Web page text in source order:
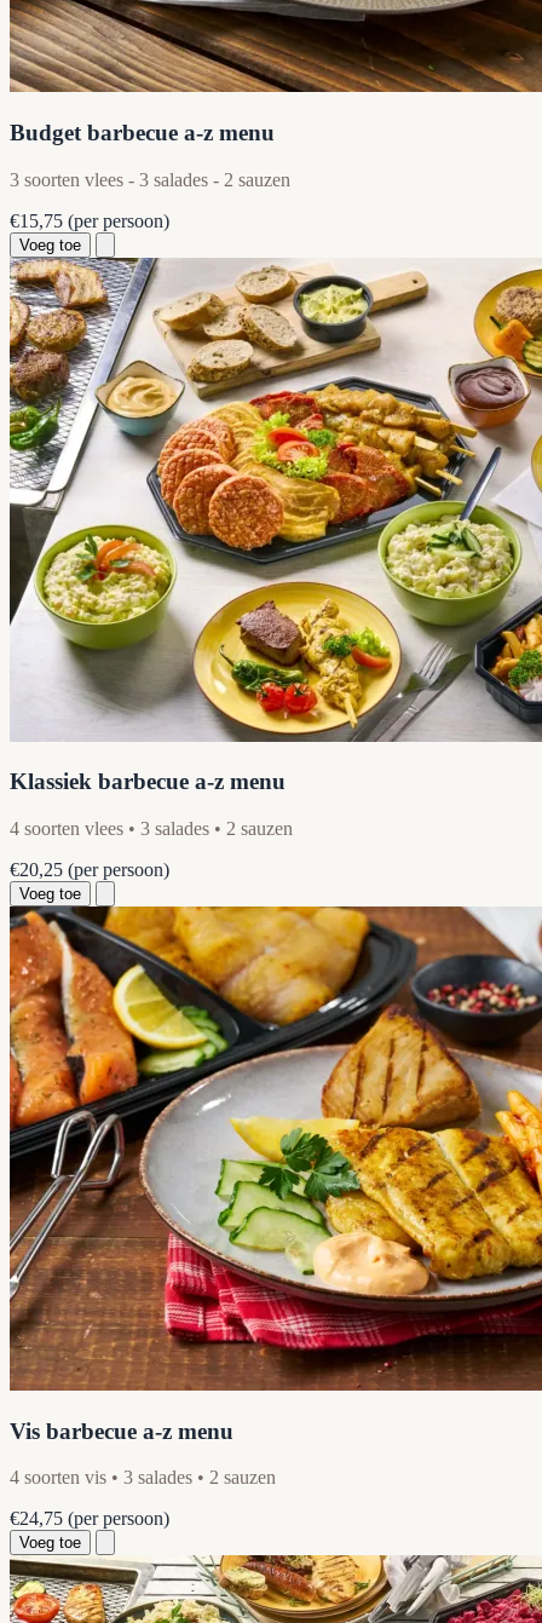
Budget barbecue a-z menu
3 soorten vlees - 3 salades - 2 sauzen
€15,75 (per persoon)
Voeg toe
Klassiek barbecue a-z menu
4 soorten vlees • 3 salades • 2 sauzen
€20,25 (per persoon)
Voeg toe
Vis barbecue a-z menu
4 soorten vis • 3 salades • 2 sauzen
€24,75 (per persoon)
Voeg toe